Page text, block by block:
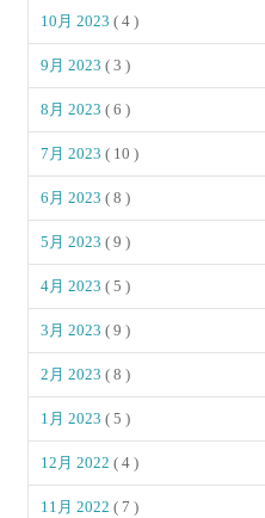
10月 2023( 4 )
9月 2023( 3 )
8月 2023( 6 )
7月 2023( 10 )
6月 2023( 8 )
5月 2023( 9 )
4月 2023( 5 )
3月 2023( 9 )
2月 2023( 8 )
1月 2023( 5 )
12月 2022( 4 )
11月 2022( 7 )